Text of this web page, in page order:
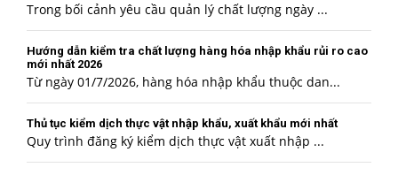
Trong bối cảnh yêu cầu quản lý chất lượng ngày ...
Hướng dẫn kiểm tra chất lượng hàng hóa nhập khẩu rủi ro cao
mới nhất 2026
Từ ngày 01/7/2026, hàng hóa nhập khẩu thuộc dan...
Thủ tục kiểm dịch thực vật nhập khẩu, xuất khẩu mới nhất
Quy trình đăng ký kiểm dịch thực vật xuất nhập ...